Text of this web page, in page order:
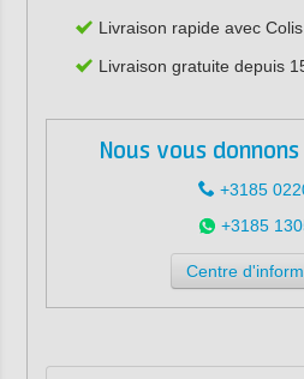
Livraison rapide avec
Livraison gratuite depuis
Nous vous
+3185
+3185
Centre